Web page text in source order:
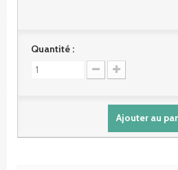
Quantité :
Ajouter au